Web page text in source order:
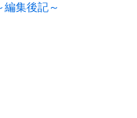
編集後記～